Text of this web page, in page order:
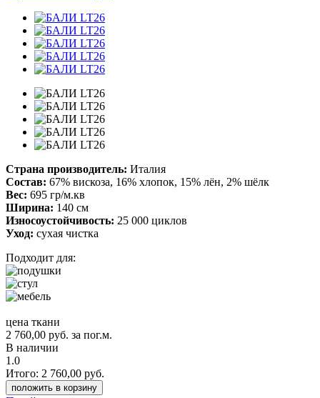
Страна производитель: Италия
Состав: 67% вискоза, 16% хлопок, 15% лён, 2% шёлк
Вес: 695 гр/м.кв
Ширина: 140 см
Износоустойчивость: 25 000 циклов
Уход: сухая чистка
Подходит для:
цена ткани
2 760,00 руб. за пог.м.
В наличии
1.0
Итого: 2 760,00 руб.
положить в корзину